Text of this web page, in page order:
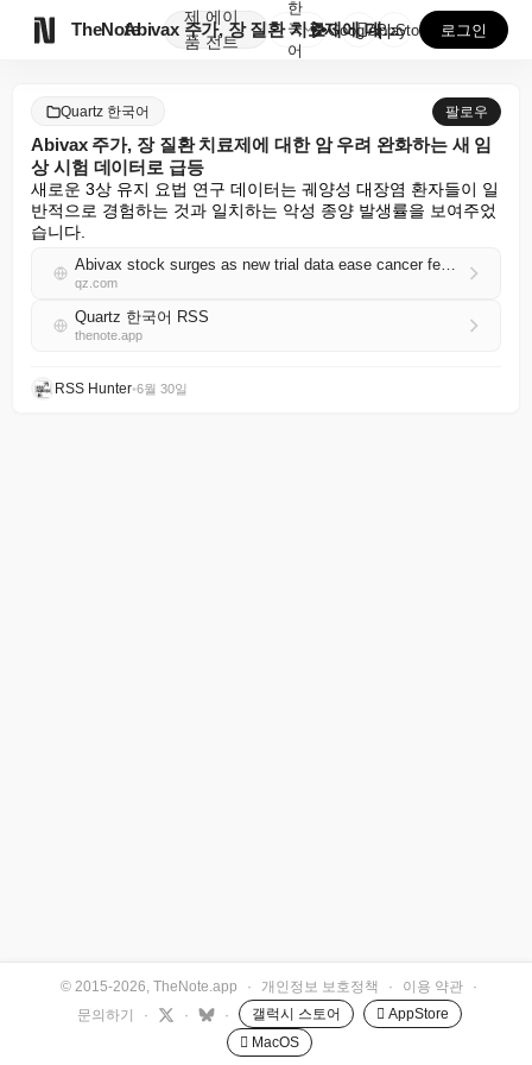
TheNote
제
품
에이
전트
Abivax 주가, 장 질환 치료제에 대한 암 우려 완...
한
국
어
GooglePlay
AppStore 로그인
Quartz 한국어 팔로우
Abivax 주가, 장 질환 치료제에 대한 암 우려 완화하는 새 임
상 시험 데이터로 급등
새로운 3상 유지 요법 연구 데이터는 궤양성 대장염 환자들이 일
반적으로 경험하는 것과 일치하는 악성 종양 발생률을 보여주었
습니다.
Abivax stock surges as new trial data ease cancer fears over bowel disease drug
qz.com
Quartz 한국어 RSS
thenote.app
RSS Hunter•6월 30일
© 2015-2026, TheNote.app · 개인정보 보호정책 · 이용 약관
·
문의하기
· · · 갤럭시 스토어
 AppStore
 MacOS